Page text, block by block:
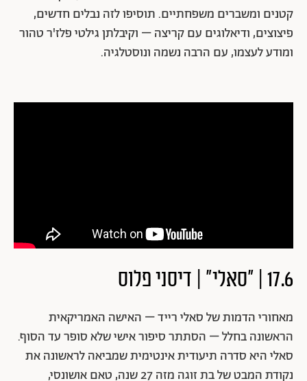
קטנים ומשברים משפחתיים. תוסיפו לזה נבלים חדשים,
פיצוצים, ודיאלוגים עם קריצה – וקיבלתן גילטי פלז'ר טהור
ומודע לעצמו, עם הרבה נשמה ונוסטלגיה.
17.6 | "סאלי" | דיסני פלוס
מאחורי הדמות של סאלי רייד – האישה האמריקאית
הראשונה בחלל – הסתתר סיפור אישי שלא סופר עד הסוף.
סאלי היא סדרה תיעודית אינטימית שמביאה לראשונה את
נקודת המבט של בת זוגה מזה 27 שנה, טאם אושונסי,